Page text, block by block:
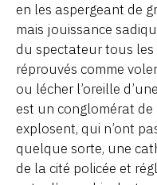
en les aspergeant de
mais jouissance
du spectateur tous
réprouvés comme
ou lécher l’oreille
est un conglomérat
explosent, qui n’ont
quelque sorte, une
de la cité policée et